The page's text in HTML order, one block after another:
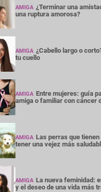
AMIGA ¿Terminar una
una ruptura amorosa?
AMIGA ¿Cabello largo o
tu cuello
AMIGA Entre mujeres: guía
amiga o familiar con cáncer
AMIGA Las perras que
tener una vejez más
AMIGA La nueva feminidad:
y el deseo de una vida más